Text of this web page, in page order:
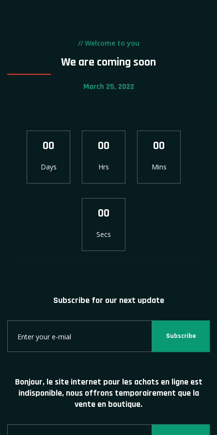
// Welcome to you
We are coming soon
March 25, 2022
00
Days
00
Hrs
00
Mins
00
Secs
Subscribe for our next update
Subscribe
Bonjour, le site internet pour les achats en ligne est
indisponible, nous offrons temporairement que la
vente en boutique.